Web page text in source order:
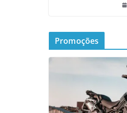
Promoções